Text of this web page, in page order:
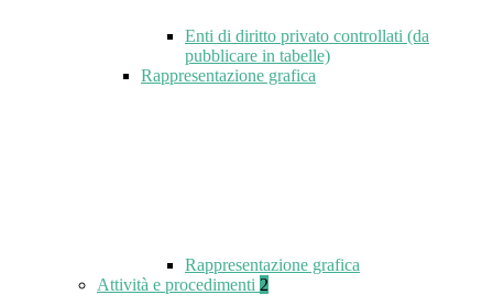
Enti di diritto privato controllati (da
pubblicare in tabelle)
Rappresentazione grafica
Rappresentazione grafica
Attività e procedimenti 2